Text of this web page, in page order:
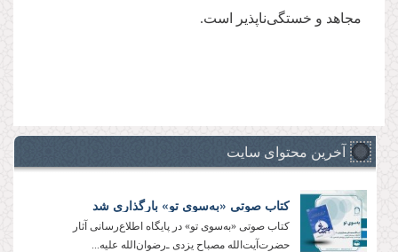
مجاهد و خستگی‌ناپذیر است.
آخرین محتوای سایت
کتاب صوتی «به‌سوی تو» بارگذاری شد
کتاب صوتی «به‌سوی تو» در پایگاه اطلاع‌رسانی آثار
حضرت‌آیت‌الله مصباح یزدی ـ‌رضوان‌الله علیه‌...